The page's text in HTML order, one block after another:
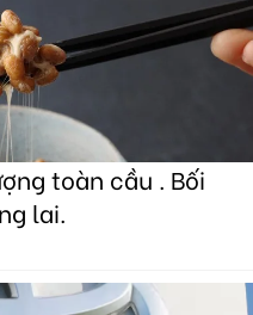
toàn cầu . Bối
lai.